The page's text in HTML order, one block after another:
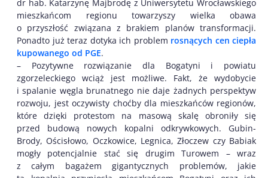
dr hab. Katarzynę Majbrodę z Uniwersytetu Wrocławskiego
mieszkańcom regionu towarzyszy wielka obawa
o przyszłość związana z brakiem planów transformacji.
Ponadto już teraz dotyka ich problem rosnących cen ciepła
kupowanego od PGE.
– Pozytywne rozwiązanie dla Bogatyni i powiatu
zgorzeleckiego wciąż jest możliwe. Fakt, że wydobycie
i spalanie węgla brunatnego nie daje żadnych perspektyw
rozwoju, jest oczywisty choćby dla mieszkańców regionów,
które dzięki protestom na masową skalę obroniły się
przed budową nowych kopalni odkrywkowych. Gubin-
Brody, Ościsłowo, Oczkowice, Legnica, Złoczew czy Babiak
mogły potencjalnie stać się drugim Turowem – wraz
z całym bagażem gigantycznych problemów, jakie